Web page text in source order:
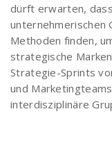
dürft erwarten,
unternehmerischen
Methoden finden,
strategische
Strategie-Sprints
und
interdisziplinäre